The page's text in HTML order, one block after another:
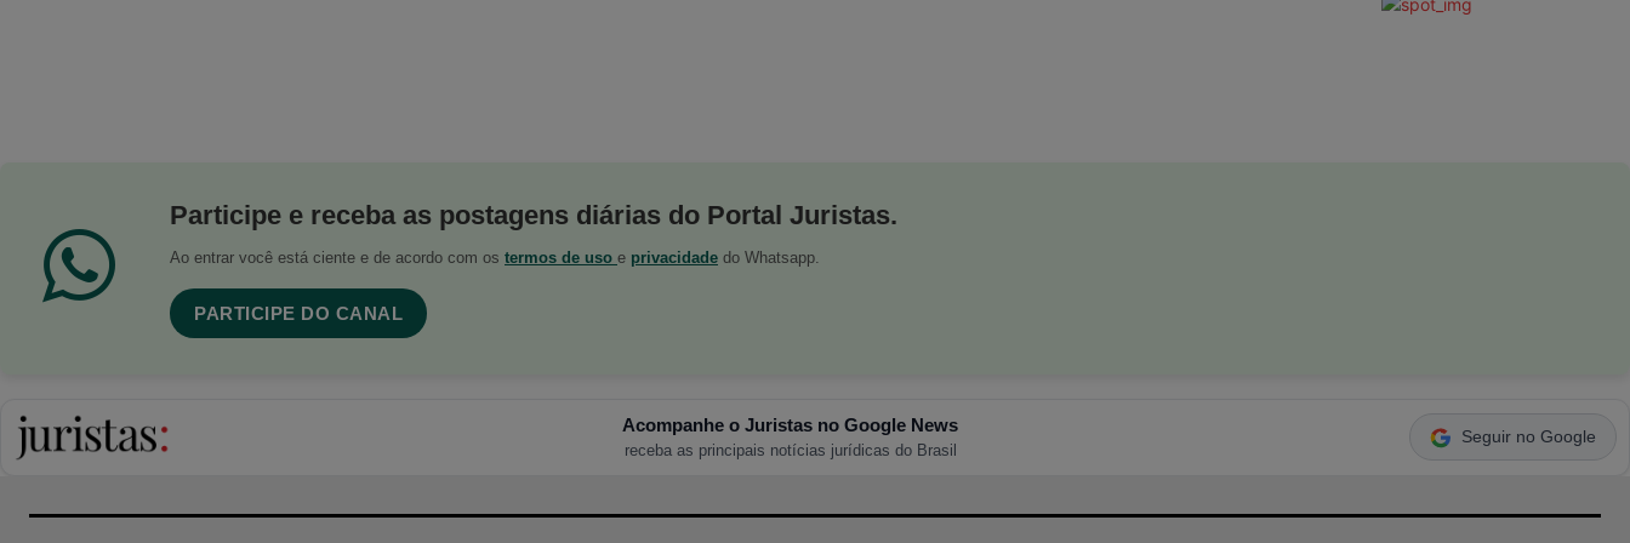
Participe e receba as postagens diárias do Portal Juristas.
Ao entrar você está ciente e de acordo com os termos de uso e privacidade do Whatsapp.
PARTICIPE DO CANAL
Acompanhe o Juristas no Google News
receba as principais notícias jurídicas do Brasil
Seguir no Google